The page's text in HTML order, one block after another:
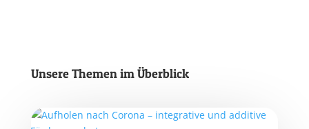
Unsere Themen im Überblick